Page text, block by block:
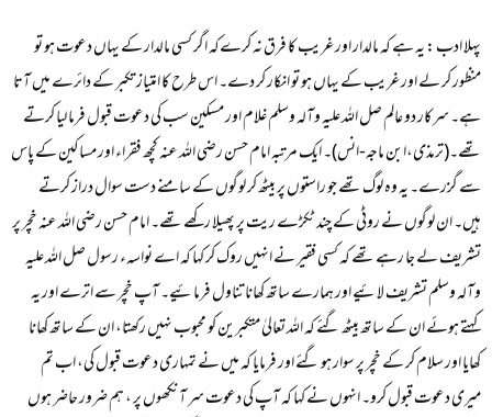
پہلا ادب :یہ ہے کہ مالدار اور غریب کا فرق نہ کرےکہ اگر کسی مالدار کے یہاں دعوت ہو تو
منظور کر لے اور غریب کے یہاں ہو تو انکار کر دے۔ اس طرح کا امتیاز تکبر کے دائرے میں آتا
ہے۔سرکار دو عالم صل اللہ علیہ وآلہ وسلم غلام اور مسکین سب کی دعوت قبول فرما لیا کرتے
تھے۔(ترمذی،ابن ماجہ-انس)۔ ایک مرتبہ امام حسن رضی اللہ عنہ کچھ فقراء اور مساکین کے پاس
سے گزرے۔ یہ وہ لوگ تھے جو راستوں پر بیٹھ کر لوگوں کے سامنے دست سوال دراز کرتے
ہیں۔ ان لوگوں نے روٹی کے چند ٹکڑے ریت پر پھیلا رکھے تھے۔ امام حسن رضی اللہ عنہ خچر پر
تشریف لے جا رہے تھے کہ کسی فقیر نے انہیں روک کر کہا کہ اے نواسہء رسول صل اللہ علیہ
وآلہ وسلم تشریف لائیے اور ہمارے ساتھ کھانا تناول فرمائیے۔ آپ خچر سے اترے اور یہ
کہتے ہوئے ان کے ساتھ بیٹھ گئے کہ اللہ تعالیٰ متکبرین کو محبوب نہیں رکھتا، ان کے ساتھ کھانا
کھایا اور سلام کر کے خچر پر سوار ہو گئے اور فرمایا کہ میں نے تمہاری دعوت قبول کی، اب تم
میری دعوت قبول کرو۔ انہوں نے کہا کہ آپ کی دعوت سر آنکھوں پر ، ہم ضرور حاضر ہوں